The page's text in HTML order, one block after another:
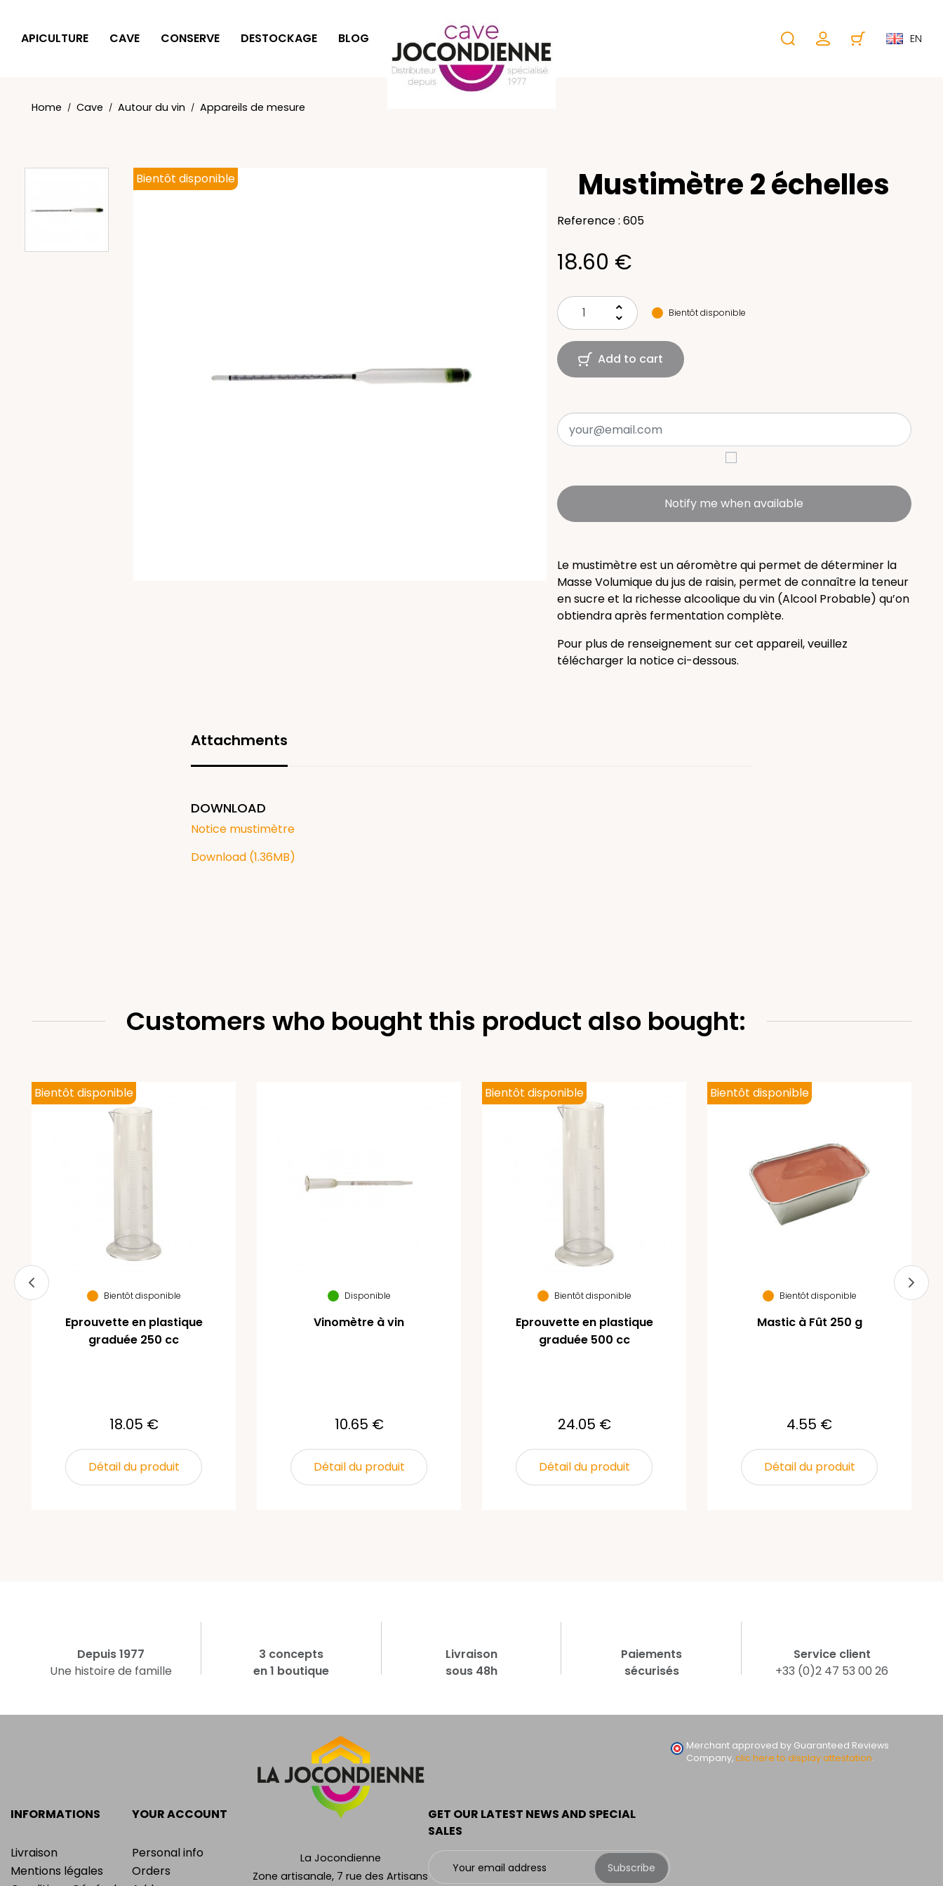
APICULTURE CAVE CONSERVE DESTOCKAGE BLOG IDÉES CADEAUX EN
Home Cave Autour du vin Appareils de mesure
Bientôt disponible Mustimètre 2 échelles
Reference : 605
18.60 €
keyboard_arrow_up
keyboard_arrow_down
Bientôt disponible
Add to cart
Notify me when available
Le mustimètre est un aéromètre qui permet de déterminer la
Masse Volumique du jus de raisin, permet de connaître la teneur
en sucre et la richesse alcoolique du vin (Alcool Probable) qu’on
obtiendra après fermentation complète.
Pour plus de renseignement sur cet appareil, veuillez
télécharger la notice ci-dessous.
Attachments
DOWNLOAD
Notice mustimètre
Download (1.36MB)
Customers who bought this product also bought:
Bientôt disponible
Eprouvette en plastique
graduée 250 cc
18.05 €
Détail du produit
Bientôt disponible
Disponible
Vinomètre à vin
10.65 €
Détail du produit
Bientôt disponible
Eprouvette en plastique
graduée 500 cc
24.05 €
Détail du produit
Bientôt disponible
Bientôt disponible
Mastic à Fût 250 g
4.55 €
Détail du produit
Bientôt disponible
Depuis 1977
Une histoire de famille
3 concepts
en 1 boutique
Livraison
sous 48h
Paiements
sécurisés
Service client
+33 (0)2 47 53 00 26
INFORMATIONS
Livraison
Mentions légales
YOUR ACCOUNT
Personal info
Orders
La Jocondienne
Zone artisanale, 7 rue des Artisans
GET OUR LATEST NEWS AND SPECIAL
SALES
Subscribe
Merchant approved by Guaranteed Reviews
Company,clic here to display attestation.